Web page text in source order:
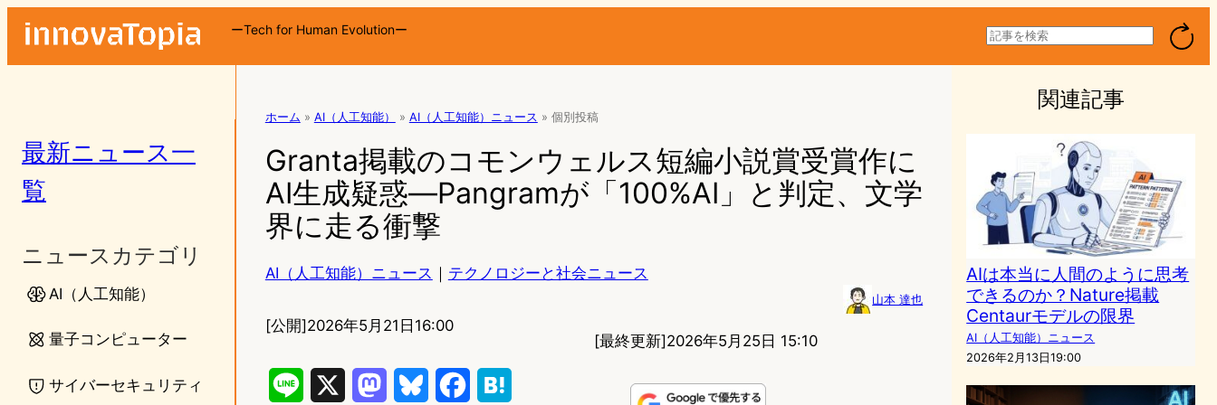
ーTech for Human Evolutionー
検
索
最新ニュース一
覧
ニュースカテゴリ
AI（人工知能）
量子コンピューター
サイバーセキュリティ
ホーム » AI（人工知能） » AI（人工知能）ニュース » 個別投稿
Granta掲載のコモンウェルス短編小説賞受賞作に
AI生成疑惑—Pangramが「100%AI」と判定、文学
界に走る衝撃
AI（人工知能）ニュース ｜ テクノロジーと社会ニュース
山本 達也
[公開]2026年5月21日16:00
[最終更新]2026年5月25日 15:10
関連記事
AIは本当に人間のように思考
できるのか？Nature掲載
Centaurモデルの限界
AI（人工知能）ニュース
2026年2月13日19:00